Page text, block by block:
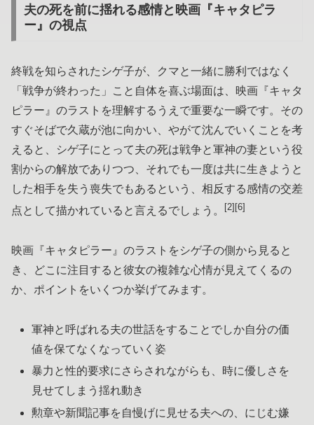
夫の死を前に揺れる感情と映画『キャタピラ
ー』の視点
終戦を知らされたシゲ子が、クマと一緒に勝利ではなく
「戦争が終わった」こと自体を喜ぶ場面は、映画『キャタ
ピラー』のラストを理解するうえで重要な一瞬です。その
すぐそばで久蔵が池に向かい、やがて沈んでいくことを考
えると、シゲ子にとって夫の死は戦争と軍神の妻という役
割からの解放でありつつ、それでも一度は共に生きようと
した相手を失う喪失でもあるという、相反する感情の交差
点として描かれていると言えるでしょう。
[2][6]
映画『キャタピラー』のラストをシゲ子の側から見ると
き、どこに注目すると彼女の複雑な心情が見えてくるの
か、ポイントをいくつか挙げてみます。
軍神と呼ばれる夫の世話をすることでしか自分の価
値を保てなくなっていく姿
暴力と性的要求にさらされながらも、時に優しさを
見せてしまう揺れ動き
勲章や新聞記事を自慢げに見せる夫への、にじむ嫌